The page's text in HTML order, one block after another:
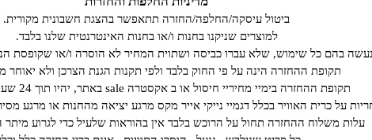
ביטול עיסקה/החלפה/החזרה תתאפשר בהצגת חשבונית מקורית.
למוצרים שניקנו בחנות ו/או בחנות האינטרנטית שלנו בלבד.
בהם כל שימוש, שלא עברו כביסה ושתוית המחיר לא הוסרה ו/או שקופסת
תקופת ההחזרה הינה על פי החוק בלבד ולפי תקנות הגנת הצרכן ולא יאוחר מ 72 שעות.
תקופת ההחזרה בימיי מחיריי חיסול או ב אקסטרה sale באתר, יהיו תוך 24 שעות מקסימום.
על כרית האוויר בכלל דגמיי נייקי אייר מקס מרגע יציאה מהחנות או מרגע
עלות משלוח ההחזרה תחול על הרוכש בלבד אין בהוראות שלעיל כדי לגרוע מיתר